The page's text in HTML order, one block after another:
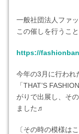
一般社団法人ファ
この催しを行うこ
https://
今年の3月に行われ
「THAT’S
がりで出展し、そ
ました♬
〔その時の模様は